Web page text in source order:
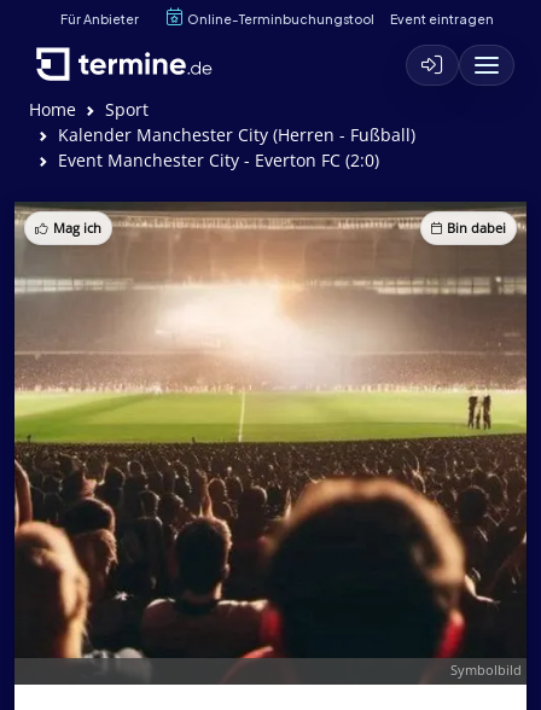
Für Anbieter Online-Terminbuchungstool Event eintragen
Home
Sport
Kalender Manchester City (Herren - Fußball)
Event Manchester City - Everton FC (2:0)
Mag ich Bin dabei
Symbolbild